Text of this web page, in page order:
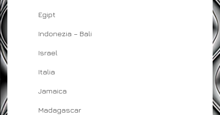
Egipt
Indonezia – Bali
Israel
Italia
Jamaica
Madagascar